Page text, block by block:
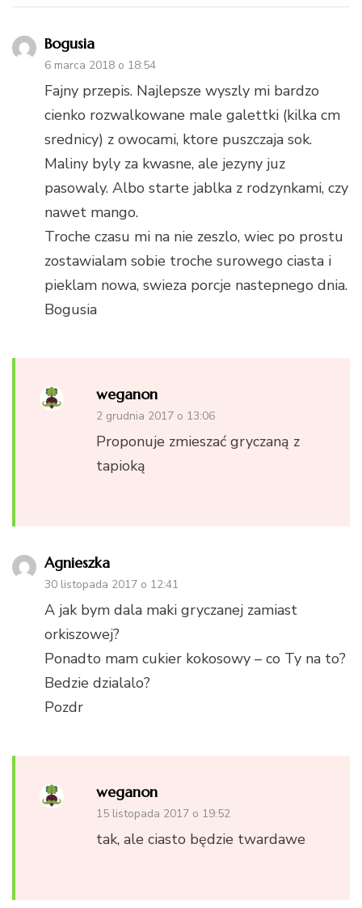
Bogusia
6 marca 2018 o 18:54
Fajny przepis. Najlepsze wyszly mi bardzo
cienko rozwalkowane male galettki (kilka cm
srednicy) z owocami, ktore puszczaja sok.
Maliny byly za kwasne, ale jezyny juz
pasowaly. Albo starte jablka z rodzynkami, czy
nawet mango.
Troche czasu mi na nie zeszlo, wiec po prostu
zostawialam sobie troche surowego ciasta i
pieklam nowa, swieza porcje nastepnego dnia.
Bogusia
weganon
2 grudnia 2017 o 13:06
Proponuje zmieszać gryczaną z
tapioką
Agnieszka
30 listopada 2017 o 12:41
A jak bym dala maki gryczanej zamiast
orkiszowej?
Ponadto mam cukier kokosowy – co Ty na to?
Bedzie dzialalo?
Pozdr
weganon
15 listopada 2017 o 19:52
tak, ale ciasto będzie twardawe